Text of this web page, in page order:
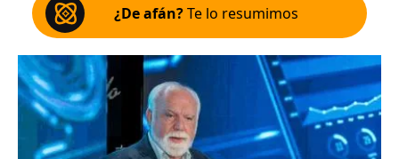
¿De afán?Te lo resumimos